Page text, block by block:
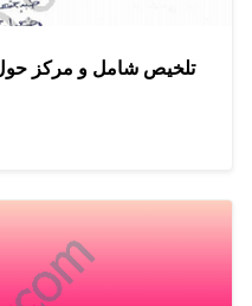
تلخيص شامل و مركز حول